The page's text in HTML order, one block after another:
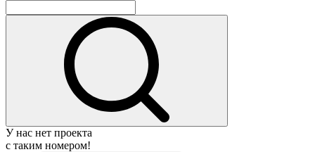
У нас нет проекта
с таким номером!